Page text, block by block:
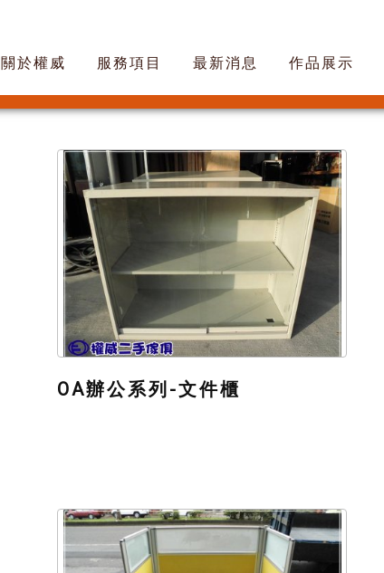
關於權威 服務項目 最新消息 作品展示
OA辦公系列-文件櫃